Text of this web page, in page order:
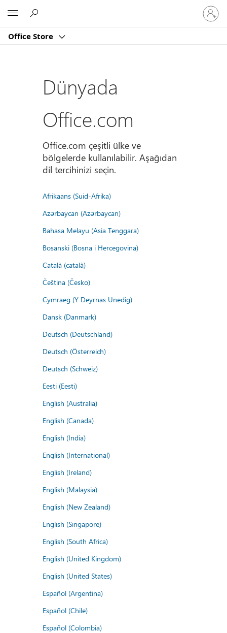
Office Store
oturum
açın
Dünyada
Office.com
Office.com çeşitli ülke ve
bölgelerde kullanılabilir. Aşağıdan
dil tercihinizi seçin.
Afrikaans (Suid-Afrika)
Azərbaycan (Azərbaycan)
Bahasa Melayu (Asia Tenggara)
Bosanski (Bosna i Hercegovina)
Català (català)
Čeština (Česko)
Cymraeg (Y Deyrnas Unedig)
Dansk (Danmark)
Deutsch (Deutschland)
Deutsch (Österreich)
Deutsch (Schweiz)
Eesti (Eesti)
English (Australia)
English (Canada)
English (India)
English (International)
English (Ireland)
English (Malaysia)
English (New Zealand)
English (Singapore)
English (South Africa)
English (United Kingdom)
English (United States)
Español (Argentina)
Español (Chile)
Español (Colombia)